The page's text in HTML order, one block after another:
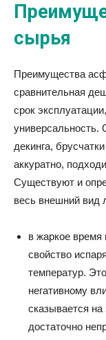
сырья
Преимущества
сравнительная
срок
универсальность.
декинга,
аккуратно,
Существуют и
весь внешний вид
в жаркое
свойство
температур.
негативному
сказывается
достаточно